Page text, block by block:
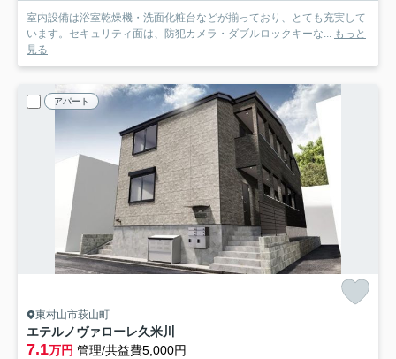
室内設備は浴室乾燥機・洗面化粧台などが揃っており、とても充実して
います。セキュリティ面は、防犯カメラ・ダブルロックキーな...
もっと
見る
アパート
東村山市萩山町
エテルノヴァローレ久米川
7.1万円 管理/共益費5,000円